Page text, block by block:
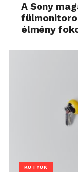
A Sony
élmény
KÜTYÜK